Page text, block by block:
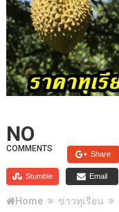
NO
COMMENTS
Share
Stumble Email
Home ข่าวทุเรียน